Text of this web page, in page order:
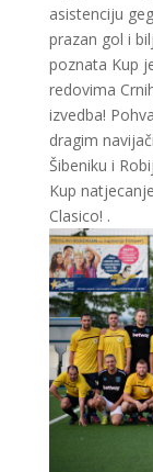
asistenciju
prazan gol i
poznata Kup
redovima
izvedba!
dragim
Šibeniku i
Kup
Clasico! .